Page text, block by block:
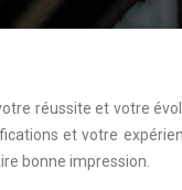
réussite et votre
et votre
bonne impression.